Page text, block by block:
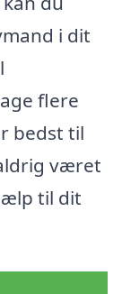
i dit
flere
bedst til
været
til dit